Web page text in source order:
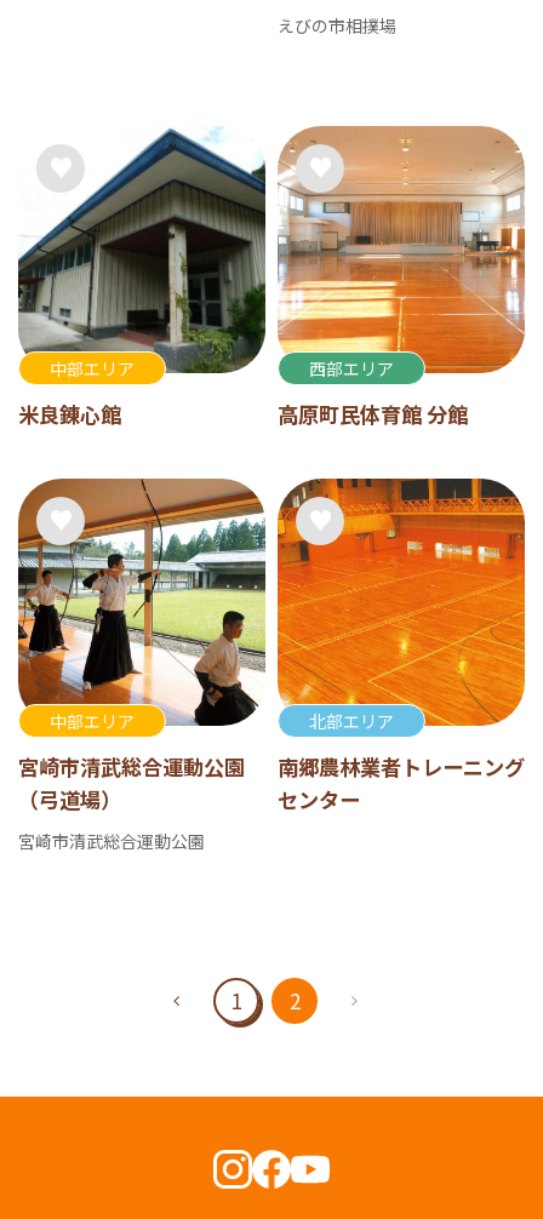
えびの市相撲場
中部エリア
米良錬心館
西部エリア
高原町民体育館 分館
中部エリア
宮崎市清武総合運動公園
（弓道場）
宮崎市清武総合運動公園
北部エリア
南郷農林業者トレーニング
センター
1 2